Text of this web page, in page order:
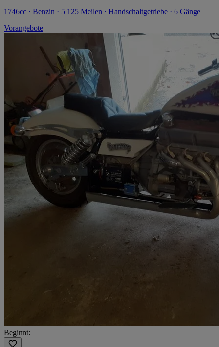
1746cc · Benzin · 5.125 Meilen · Handschaltgetriebe · 6 Gänge
Vorangebote
Beginnt: